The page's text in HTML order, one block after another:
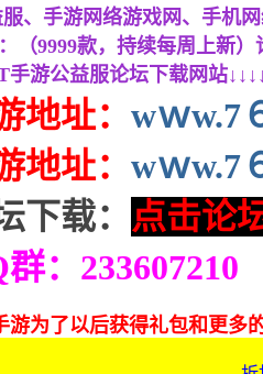
、手游网络游戏网、手机
（9999款，持续每周上新
手游公益服论坛下载网站
地址： wｗw.7
地址： wｗw.7
下载： 点击论
：233607210
游为了以后获得礼包和更多